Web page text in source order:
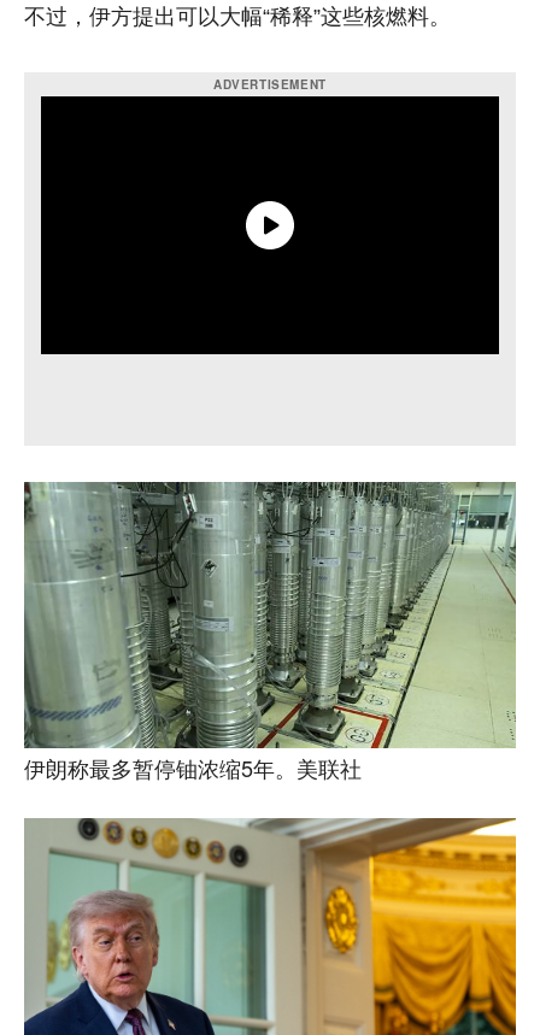
不过，伊方提出可以大幅“稀释”这些核燃料。
伊朗称最多暂停铀浓缩5年。美联社